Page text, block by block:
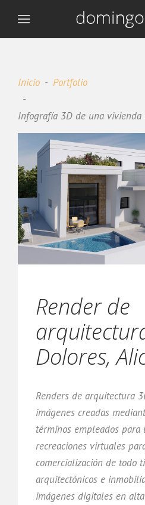
Inicio Portfolio
Infografía 3D de una vivienda
Render de
Dolores,
Renders de arquitectura
imágenes creadas
términos empleados
recreaciones virtuales
comercialización de todo
arquitectónicos e
imágenes digitales en
DL
Domingo Loro 3D
Asistente virtual